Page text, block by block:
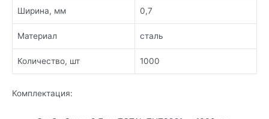
Ширина, мм 0,7
Материал сталь
Количество, шт 1000
Комплектация: